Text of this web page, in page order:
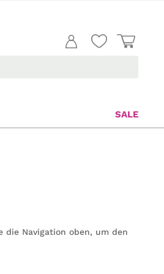
SALE
die Navigation oben, um den